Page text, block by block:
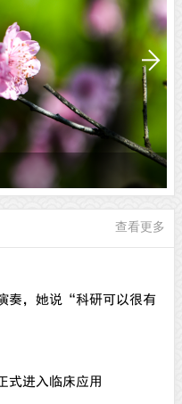
查看更多
奏，她说“科研可以很有
式进入临床应用